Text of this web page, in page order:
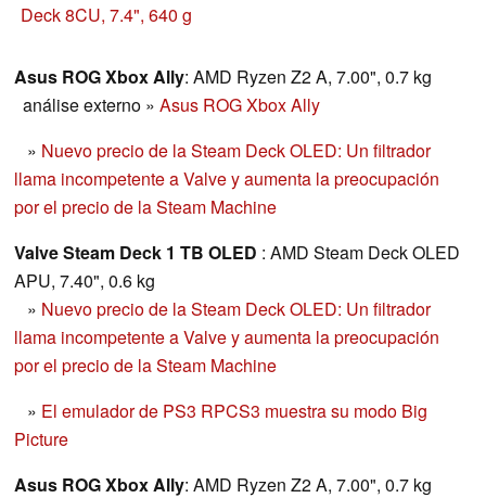
Por otro lado, aquellos que simplemente quieran jugar se
precisamente para jugar.
Deck 8CU, 7.4", 640 g
Asus ROG Xbox Ally: AMD Ryzen Z2 A, 7.00", 0.7 kg
análise externo » Asus ROG Xbox Ally
» Nuevo precio de la Steam Deck OLED: Un filtrador
llama incompetente a Valve y aumenta la preocupación
por el precio de la Steam Machine
Valve Steam Deck 1 TB OLED : AMD Steam Deck OLED
APU, 7.40", 0.6 kg
» Nuevo precio de la Steam Deck OLED: Un filtrador
llama incompetente a Valve y aumenta la preocupación
por el precio de la Steam Machine
» El emulador de PS3 RPCS3 muestra su modo Big
Picture
Asus ROG Xbox Ally: AMD Ryzen Z2 A, 7.00", 0.7 kg